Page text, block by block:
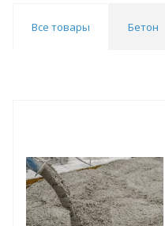
Все товары Бетон